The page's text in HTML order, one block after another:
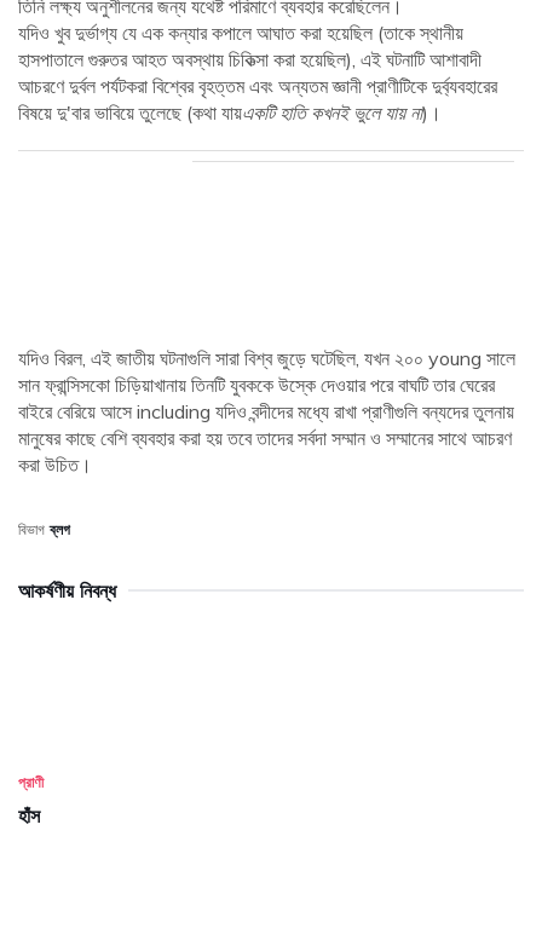
তিনি লক্ষ্য অনুশীলনের জন্য যথেষ্ট পরিমাণে ব্যবহার করেছিলেন।
যদিও খুব দুর্ভাগ্য যে এক কন্যার কপালে আঘাত করা হয়েছিল (তাকে স্থানীয়
হাসপাতালে গুরুতর আহত অবস্থায় চিকিত্সা করা হয়েছিল), এই ঘটনাটি আশাবাদী
আচরণে দুর্বল পর্যটকরা বিশ্বের বৃহত্তম এবং অন্যতম জ্ঞানী প্রাণীটিকে দুর্ব্যবহারের
বিষয়ে দু'বার ভাবিয়ে তুলেছে (কথা যায়একটি হাতি কখনই ভুলে যায় না)।
যদিও বিরল, এই জাতীয় ঘটনাগুলি সারা বিশ্ব জুড়ে ঘটেছিল, যখন ২০০ young সালে
সান ফ্রান্সিসকো চিড়িয়াখানায় তিনটি যুবককে উস্কে দেওয়ার পরে বাঘটি তার ঘেরের
বাইরে বেরিয়ে আসে including যদিও বন্দীদের মধ্যে রাখা প্রাণীগুলি বন্যদের তুলনায়
মানুষের কাছে বেশি ব্যবহার করা হয় তবে তাদের সর্বদা সম্মান ও সম্মানের সাথে আচরণ
করা উচিত।
বিভাগ ব্লগ
আকর্ষণীয় নিবন্ধ
প্রাণী
হাঁস